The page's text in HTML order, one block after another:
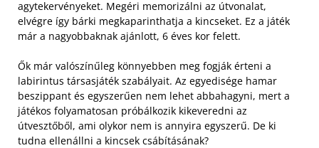
agytekervényeket. Megéri memorizálni az útvonalat,
elvégre így bárki megkaparinthatja a kincseket. Ez a játék
már a nagyobbaknak ajánlott, 6 éves kor felett.
Ők már valószínűleg könnyebben meg fogják érteni a
labirintus társasjáték szabályait. Az egyedisége hamar
beszippant és egyszerűen nem lehet abbahagyni, mert a
játékos folyamatosan próbálkozik kikeveredni az
útvesztőből, ami olykor nem is annyira egyszerű. De ki
tudna ellenállni a kincsek csábításának?